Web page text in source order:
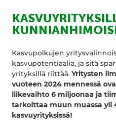
Kasvupolkujen
kasvupotentiaalia, ja sitä
yrityksillä riittää. Yritysten
vuoteen 2024 mennessä
liikevaihto 6 miljoonaa ja
tarkoittaa muun muassa
kasvuyrityksissä!